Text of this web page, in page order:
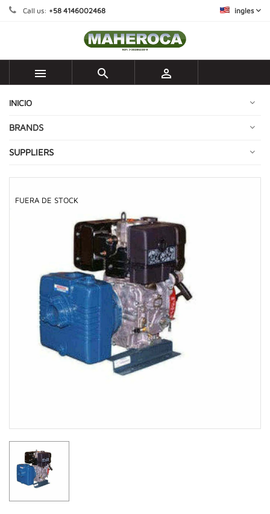
Call us: +58 4146002468 ingles
  
INICIO
BRANDS
SUPPLIERS
FUERA DE STOCK